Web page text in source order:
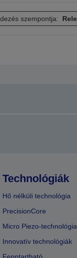
szempontja:
Technológiák
Hő nélküli technológia
PrecisionCore
Micro Piezo-technológia
Innovatív technológiák